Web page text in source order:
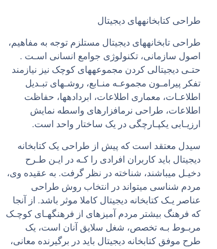
طراحی کتابخانههای دیجیتال
طراحی تابخانههای دیجیتال مستلزم توجه به مفاهیم،
اصول سازمانی، تکنولوژی جوامع انسانی اسـت .
حتـی دیجیتالی کردن مجموعههای کوچک نیز نیازمند
تفکر پیرامـون مجموعـه منـابع، روشـهای تبـدیل
اطلاعـات، معماری اطلاعات، ابردادهها، حفاظت
اطلاعات، طراحی نرمافزارهای واسطه نمایش
ارزیـابی یکپـارچگی در یک ساختار واحد است.
سیدل معتقد است که پیش از طراحی یک کتابخانه
دیجیتال باید کاربران افرادی را کـه در ایـن طـرح
دخیـل میباشند، شناخته در نظر گرفت. به عقیده وی،
مردم شناسی میتواند در انتخاب روش طراحی
عناصر یـک کتابخانه دیجیتال کاملا موثر باشد. از آنجا
که فرهنگ بیشتر مردم آمیزهای از فرهنگهـای کوچـک
مربـوط بـه تخصص، شغل سلایق آنان است، یک
طرح موفق کتابخانه دیجیتال باید در برگیرنده معانی،